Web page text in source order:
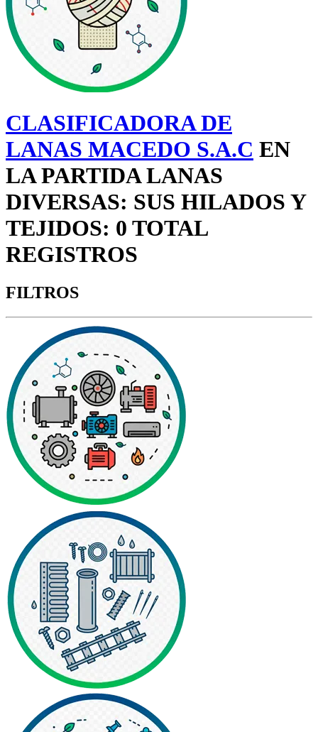
CLASIFICADORA DE
LANAS MACEDO S.A.C EN
LA PARTIDA LANAS
DIVERSAS: SUS HILADOS Y
TEJIDOS: 0 TOTAL
REGISTROS
FILTROS